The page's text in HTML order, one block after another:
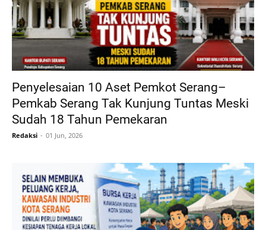
Penyelesaian 10 Aset Pemkot Serang–
Pemkab Serang Tak Kunjung Tuntas Meski
Sudah 18 Tahun Pemekaran
Redaksi 01 Jun, 2026